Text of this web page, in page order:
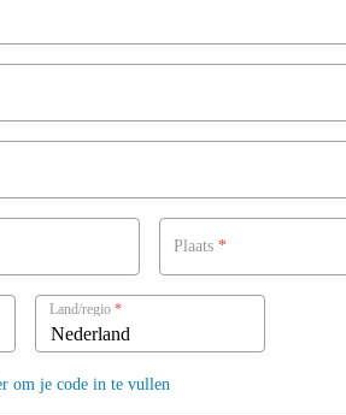
Plaats *
Land/regio *
Nederland
om je code in te vullen